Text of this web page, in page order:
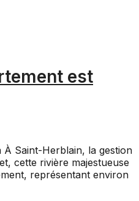
est
À Saint-Herblain, la gestion
cette rivière majestueuse
représentant environ